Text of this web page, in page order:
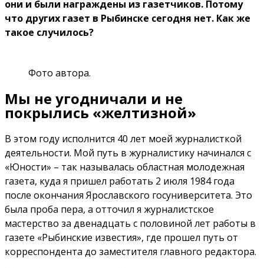
они и были награждены из газетчиков. Потому
что других газет в Рыбинске сегодня нет. Как же
такое случилось?
Фото автора.
Мы не угодничали и не
покрылись «желтизной»
В этом году исполнится 40 лет моей журналисткой
деятельности. Мой путь в журналистику начинался с
«Юности» – так называлась областная молодежная
газета, куда я пришел работать 2 июля 1984 года
после окончания Ярославского госуниверситета. Это
была проба пера, а отточил я журналистское
мастерство за двенадцать с половиной лет работы в
газете «Рыбинские известия», где прошел путь от
корреспондента до заместителя главного редактора.